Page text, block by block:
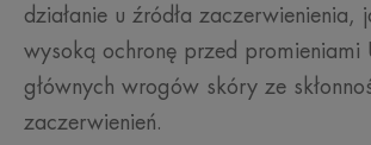
działanie u źródła zaczerwienienia,
wysoką ochronę przed promieniami
głównych wrogów skóry ze
zaczerwienień.